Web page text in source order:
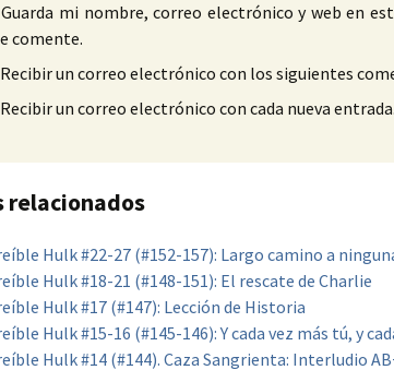
Guarda mi nombre, correo electrónico y web en
comente.
Recibir un correo electrónico con los siguientes
Recibir un correo electrónico con cada nueva entrada.
relacionados
Hulk #22-27 (#152-157): Largo camino a
Hulk #18-21 (#148-151): El rescate de Charlie
Hulk #17 (#147): Lección de Historia
Hulk #15-16 (#145-146): Y cada vez más tú, y
Hulk #14 (#144). Caza Sangrienta: Interludio